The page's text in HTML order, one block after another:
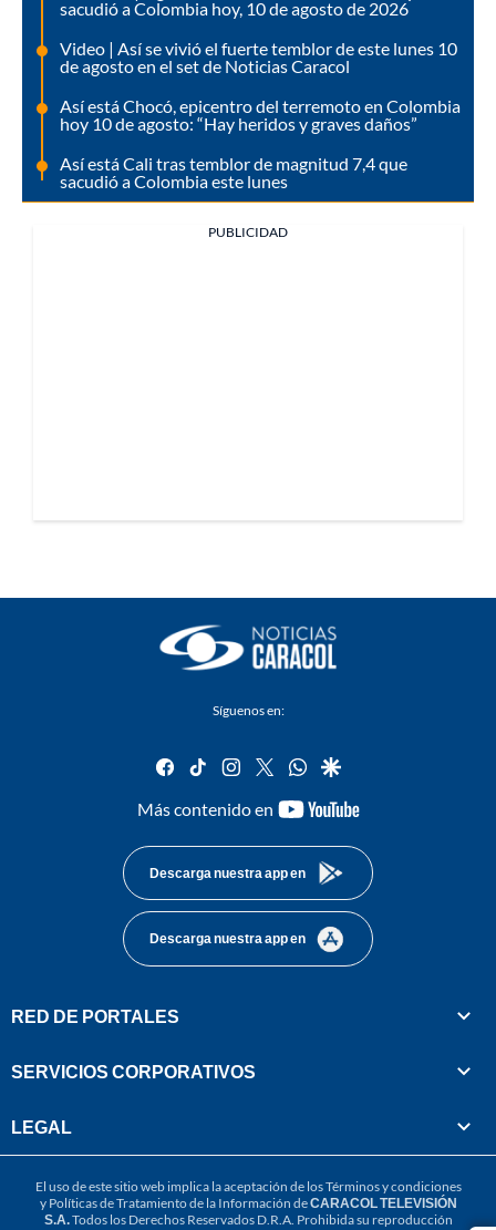
sacudió a Colombia hoy, 10 de agosto de 2026
Video | Así se vivió el fuerte temblor de este lunes 10
de agosto en el set de Noticias Caracol
Así está Chocó, epicentro del terremoto en Colombia
hoy 10 de agosto: “Hay heridos y graves daños”
Así está Cali tras temblor de magnitud 7,4 que
sacudió a Colombia este lunes
PUBLICIDAD
Síguenos en:
facebook
tiktok instagram
twitterwhatsapp
google
Más contenido en
youtube-
Descarga nuestra app en
Descarga nuestra app en
RED DE PORTALES
SERVICIOS CORPORATIVOS
LEGAL
El uso de este sitio web implica la aceptación de losTérminos y condiciones
y Políticas de Tratamiento de la Información deCARACOL TELEVISIÓN
S.A.Todos los Derechos Reservados D.R.A. Prohibida su reproducción